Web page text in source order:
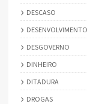
DESCASO
DESENVOLVIMENTO
DESGOVERNO
DINHEIRO
DITADURA
DROGAS